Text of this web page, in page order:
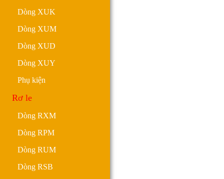
Dòng XUK
Dòng XUM
Dòng XUD
Dòng XUY
Phụ kiện
Rơ le
Dòng RXM
Dòng RPM
Dòng RUM
Dòng RSB